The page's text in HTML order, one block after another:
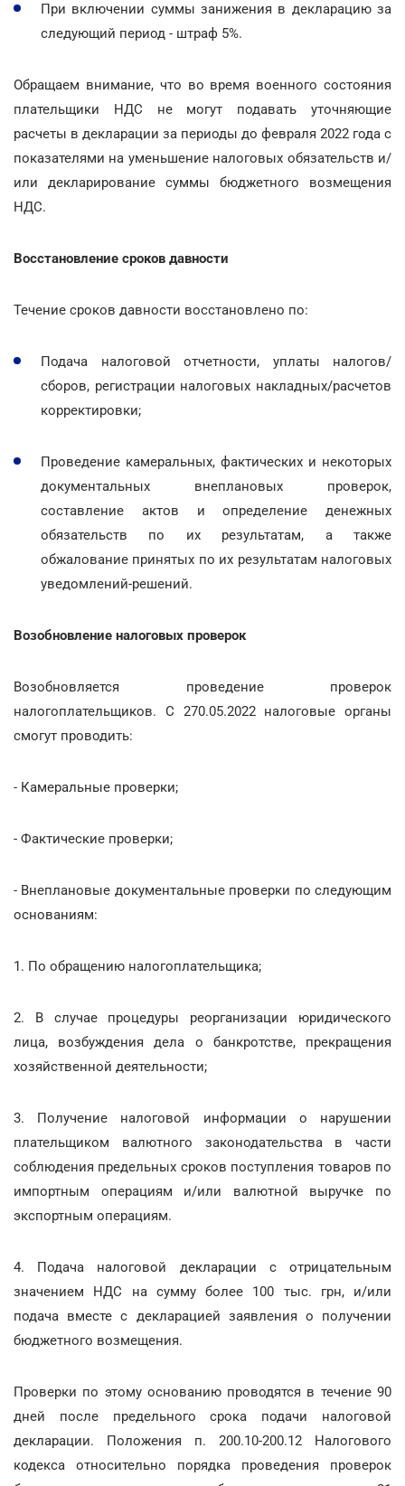
При включении суммы занижения в декларацию за
следующий период - штраф 5%.
Обращаем внимание, что во время военного состояния
плательщики НДС не могут подавать уточняющие
расчеты в декларации за периоды до февраля 2022 года с
показателями на уменьшение налоговых обязательств и/
или декларирование суммы бюджетного возмещения
НДС.
Восстановление сроков давности
Течение сроков давности восстановлено по:
Подача налоговой отчетности, уплаты налогов/
сборов, регистрации налоговых накладных/расчетов
корректировки;
Проведение камеральных, фактических и некоторых
документальных внеплановых проверок,
составление актов и определение денежных
обязательств по их результатам, а также
обжалование принятых по их результатам налоговых
уведомлений-решений.
Возобновление налоговых проверок
Возобновляется проведение проверок
налогоплательщиков. С 270.05.2022 налоговые органы
смогут проводить:
- Камеральные проверки;
- Фактические проверки;
- Внеплановые документальные проверки по следующим
основаниям:
1. По обращению налогоплательщика;
2. В случае процедуры реорганизации юридического
лица, возбуждения дела о банкротстве, прекращения
хозяйственной деятельности;
3. Получение налоговой информации о нарушении
плательщиком валютного законодательства в части
соблюдения предельных сроков поступления товаров по
импортным операциям и/или валютной выручке по
экспортным операциям.
4. Подача налоговой декларации с отрицательным
значением НДС на сумму более 100 тыс. грн, и/или
подача вместе с декларацией заявления о получении
бюджетного возмещения.
Проверки по этому основанию проводятся в течение 90
дней после предельного срока подачи налоговой
декларации. Положения п. 200.10-200.12 Налогового
кодекса относительно порядка проведения проверок